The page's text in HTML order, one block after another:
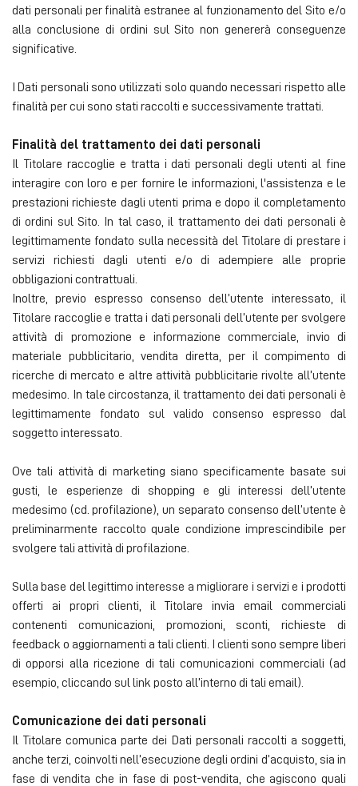
dati personali per finalità estranee al funzionamento del Sito e/o
alla conclusione di ordini sul Sito non genererà conseguenze
significative.
I Dati personali sono utilizzati solo quando necessari rispetto alle
finalità per cui sono stati raccolti e successivamente trattati.
Finalità del trattamento dei dati personali
Il Titolare raccoglie e tratta i dati personali degli utenti al fine
interagire con loro e per fornire le informazioni, l'assistenza e le
prestazioni richieste dagli utenti prima e dopo il completamento
di ordini sul Sito. In tal caso, il trattamento dei dati personali è
legittimamente fondato sulla necessità del Titolare di prestare i
servizi richiesti dagli utenti e/o di adempiere alle proprie
obbligazioni contrattuali.
Inoltre, previo espresso consenso dell’utente interessato, il
Titolare raccoglie e tratta i dati personali dell’utente per svolgere
attività di promozione e informazione commerciale, invio di
materiale pubblicitario, vendita diretta, per il compimento di
ricerche di mercato e altre attività pubblicitarie rivolte all’utente
medesimo. In tale circostanza, il trattamento dei dati personali è
legittimamente fondato sul valido consenso espresso dal
soggetto interessato.
Ove tali attività di marketing siano specificamente basate sui
gusti, le esperienze di shopping e gli interessi dell’utente
medesimo (cd. profilazione), un separato consenso dell’utente è
preliminarmente raccolto quale condizione imprescindibile per
svolgere tali attività di profilazione.
Sulla base del legittimo interesse a migliorare i servizi e i prodotti
offerti ai propri clienti, il Titolare invia email commerciali
contenenti comunicazioni, promozioni, sconti, richieste di
feedback o aggiornamenti a tali clienti. I clienti sono sempre liberi
di opporsi alla ricezione di tali comunicazioni commerciali (ad
esempio, cliccando sul link posto all’interno di tali email).
Comunicazione dei dati personali
Il Titolare comunica parte dei Dati personali raccolti a soggetti,
anche terzi, coinvolti nell’esecuzione degli ordini d’acquisto, sia in
fase di vendita che in fase di post-vendita, che agiscono quali